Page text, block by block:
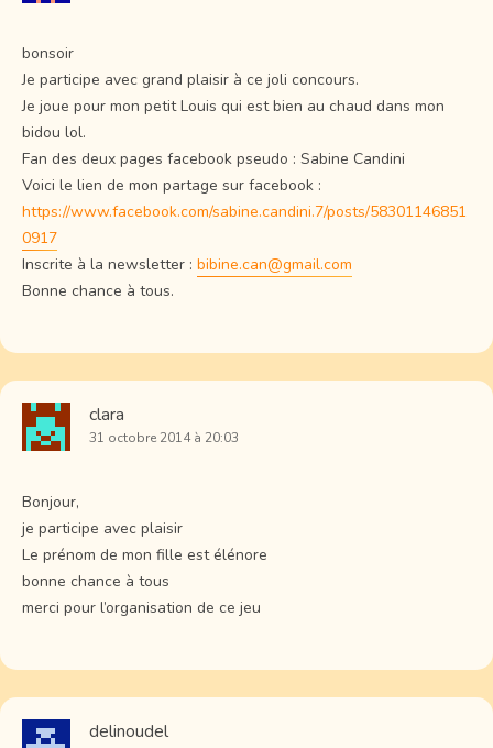
bonsoir
Je participe avec grand plaisir à ce joli concours.
Je joue pour mon petit Louis qui est bien au chaud dans mon
bidou lol.
Fan des deux pages facebook pseudo : Sabine Candini
Voici le lien de mon partage sur facebook :
https://www.facebook.com/sabine.candini.7/posts/58301146851
0917
Inscrite à la newsletter : bibine.can@gmail.com
Bonne chance à tous.
clara
31 octobre 2014 à 20:03
Bonjour,
je participe avec plaisir
Le prénom de mon fille est élénore
bonne chance à tous
merci pour l’organisation de ce jeu
delinoudel